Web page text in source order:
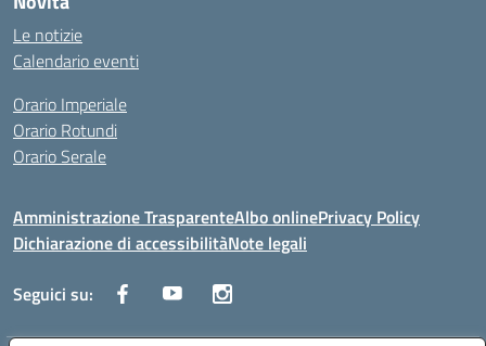
Le notizie
Calendario eventi
Orario Imperiale
Orario Rotundi
Orario Serale
Amministrazione TrasparenteAlbo onlinePrivacy Policy
Dichiarazione di accessibilitàNote legali
Seguici su: